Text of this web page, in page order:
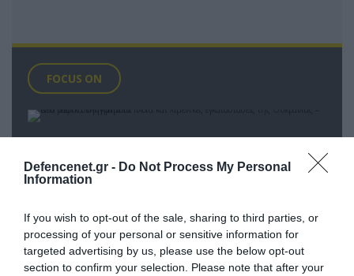
Defencenet.gr - Do Not Process My Personal
Information
If you wish to opt-out of the sale, sharing to third parties, or
processing of your personal or sensitive information for
targeted advertising by us, please use the below opt-out
section to confirm your selection. Please note that after your
FOCUS ON